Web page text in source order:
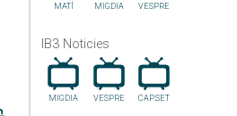
MATÍ MIGDIA VESPRE
IB3 Noticies
MIGDIA VESPRE CAP.SET